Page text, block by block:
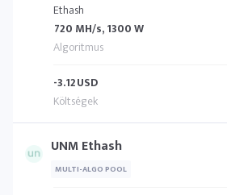
Ethash
720 MH/s, 1300 W
-3.12USD
UNM Ethash
MULTI-ALGO POOL